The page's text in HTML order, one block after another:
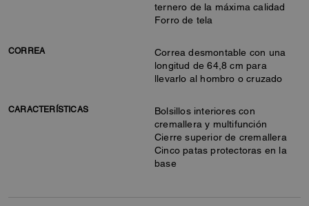
ternero de la máxima calidad
Forro de tela
CORREA
Correa desmontable con una
longitud de 64,8 cm para
llevarlo al hombro o cruzado
CARACTERÍSTICAS
Bolsillos interiores con
cremallera y multifunción
Cierre superior de cremallera
Cinco patas protectoras en la
base